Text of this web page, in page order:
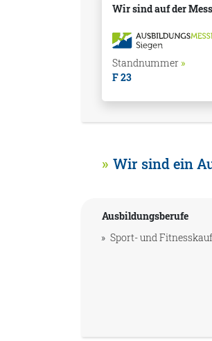
Wir sind auf der
Standnummer »
F 23
Wir sind ein
Ausbildungsberufe
Sport- und